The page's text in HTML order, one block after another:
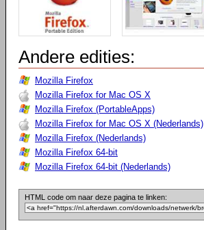
Andere edities:
Mozilla Firefox
Mozilla Firefox for Mac OS X
Mozilla Firefox (PortableApps)
Mozilla Firefox for Mac OS X (Nederlands)
Mozilla Firefox (Nederlands)
Mozilla Firefox 64-bit
Mozilla Firefox 64-bit (Nederlands)
HTML code om naar deze pagina te linken: